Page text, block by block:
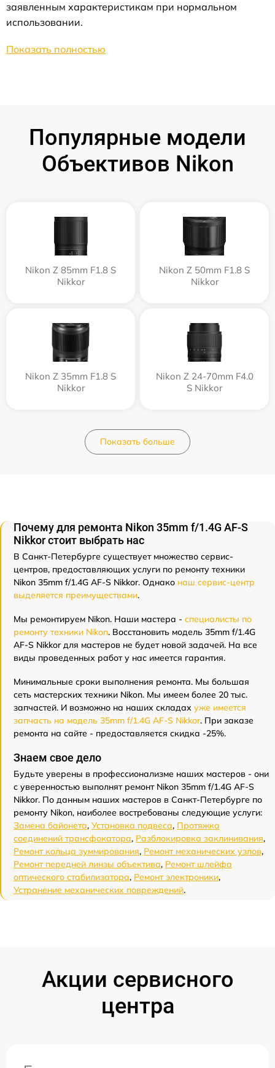
заявленным характеристикам при нормальном
использовании.
Показать полностью
Популярные модели
Объективов Nikon
Nikon Z 85mm F1.8 S
Nikkor
Nikon Z 50mm F1.8 S
Nikkor
Nikon Z 35mm F1.8 S
Nikkor
Nikon Z 24-70mm F4.0
S Nikkor
Показать больше
Почему для ремонта Nikon 35mm f/1.4G AF-S
Nikkor стоит выбрать нас
В Санкт-Петербурге существует множество сервис-
центров, предоставляющих услуги по ремонту техники
Nikon 35mm f/1.4G AF-S Nikkor. Однако наш сервис-центр
выделяется преимуществами.
Мы ремонтируем Nikon. Наши мастера - специалисты по
ремонту техники Nikon. Восстановить модель 35mm f/1.4G
AF-S Nikkor для мастеров не будет новой задачей. На все
виды проведенных работ у нас имеется гарантия.
Минимальные сроки выполнения ремонта. Мы большая
сеть мастерских техники Nikon. Мы имеем более 20 тыс.
запчастей. И возможно на наших складах уже имеется
запчасть на модель 35mm f/1.4G AF-S Nikkor. При заказе
ремонта на сайте - предоставляется скидка -25%.
Знаем свое дело
Будьте уверены в профессионализме наших мастеров - они
с уверенностью выполнят ремонт Nikon 35mm f/1.4G AF-S
Nikkor. По данным наших мастеров в Санкт-Петербурге по
ремонту Nikon, наиболее востребованы следующие услуги:
Замена байонета, Установка подвеса, Протяжка
соединений трансфокатора, Разблокировка заклинивания,
Ремонт кольца зуммирования, Ремонт механических узлов,
Ремонт передней линзы объектива, Ремонт шлейфа
оптического стабилизатора, Ремонт электроники,
Устранение механических повреждений.
Акции сервисного
центра